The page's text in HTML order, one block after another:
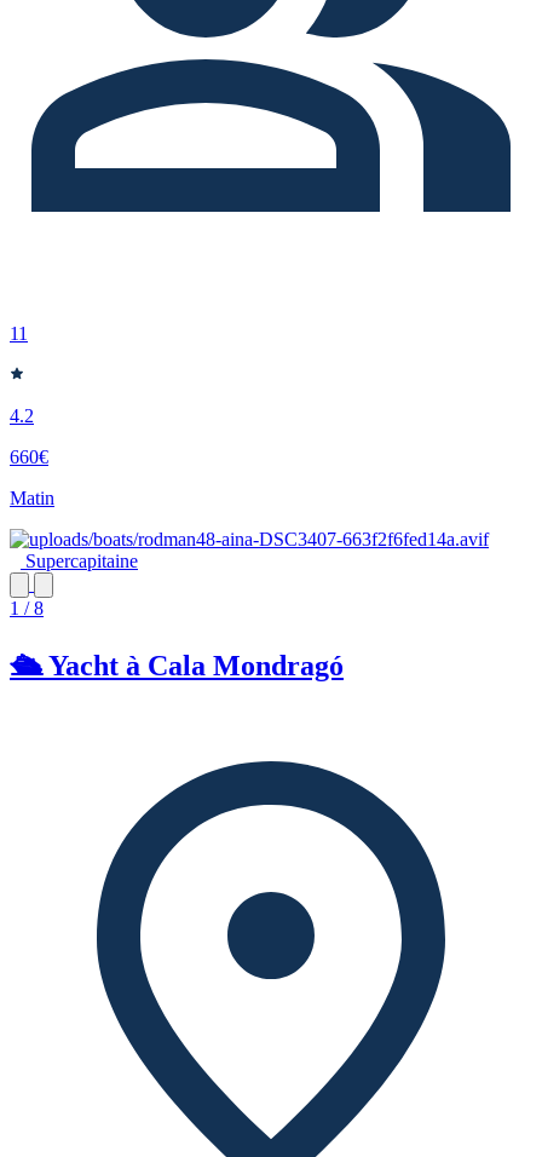
11
4.2
660€
Matin
Supercapitaine
1 / 8
🛳️ Yacht à Cala Mondragó